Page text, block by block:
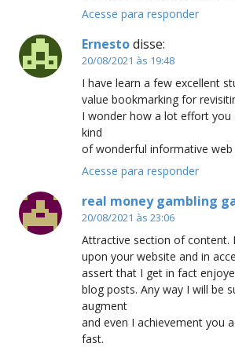
Acesse para responder
Ernestodisse:
20/08/2021 às 19:48
I have learn a few excellent
value bookmarking for
I wonder how a lot effort you
kind
of wonderful informative web
Acesse para responder
real money gambling
20/08/2021 às 23:06
Attractive section of content.
upon your website and in
assert that I get in fact
blog posts. Any way I will be
augment
and even I achievement you
fast.